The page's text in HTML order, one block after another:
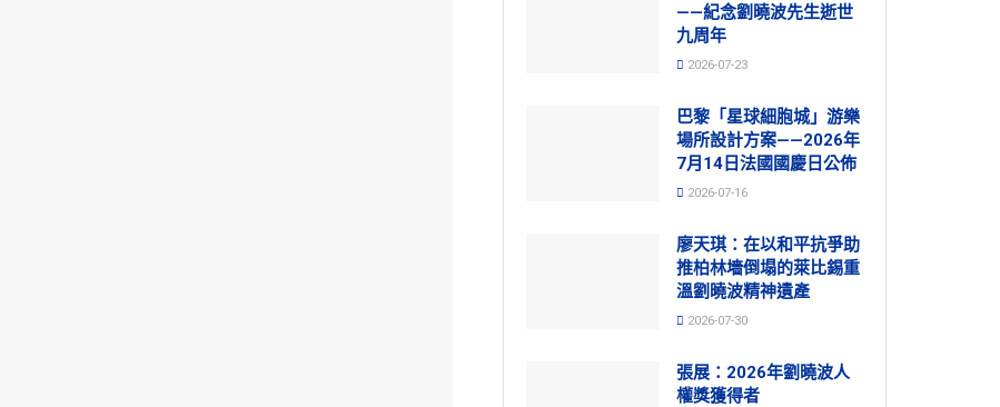
——紀念劉曉波先生逝世
九周年
2026-07-23
巴黎「星球細胞城」游樂
場所設計方案——2026年
7月14日法國國慶日公佈
2026-07-16
廖天琪：在以和平抗爭助
推柏林墻倒塌的萊比錫重
溫劉曉波精神遺產
2026-07-30
張展：2026年劉曉波人
權獎獲得者